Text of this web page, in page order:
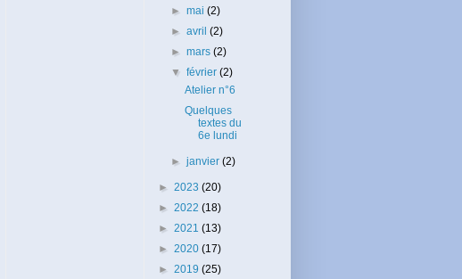
►mai(2)
►avril(2)
►mars(2)
▼février(2)
Atelier n°6
Quelques
textes du
6e lundi
►janvier(2)
► 2023 (20)
► 2022 (18)
► 2021 (13)
► 2020 (17)
► 2019 (25)